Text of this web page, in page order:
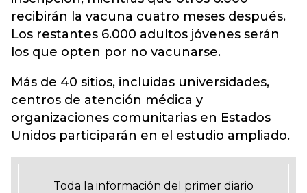
recibirán la vacuna cuatro meses después.
Los restantes 6.000 adultos jóvenes serán
los que opten por no vacunarse.
Más de 40 sitios, incluidas universidades,
centros de atención médica y
organizaciones comunitarias en Estados
Unidos participarán en el estudio ampliado.
Toda la información del primer diario